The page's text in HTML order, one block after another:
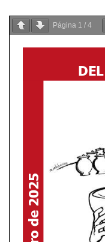
Página 1 / 4